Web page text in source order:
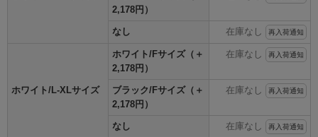
2,178円）
なし 在庫なし 再入荷通知
ホワイト/L-XLサイズ
ホワイト/Fサイズ（＋
2,178円）
在庫なし 再入荷通知
ブラック/Fサイズ（＋
2,178円）
在庫なし 再入荷通知
なし 在庫なし 再入荷通知